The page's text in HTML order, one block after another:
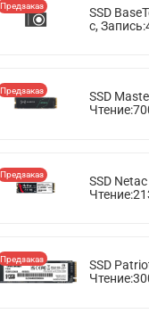
Предзаказ
SSD
с,
Предзаказ
SSD
Предзаказ
SSD
Предзаказ
SSD